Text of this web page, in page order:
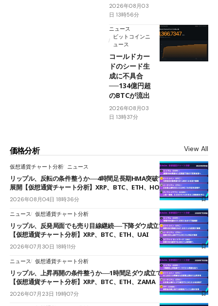
2026年08月03
日 13時56分
ニュース
ビットコインニ
ュース
コールドカー
ドのシード生
成に不具合
──134億円超
のBTCが流出
2026年08月03
日 13時37分
価格分析 View All
仮想通貨チャート分析 ニュース
リップル、反転の条件整うか──4時間足長期HMA突破で雲下端を目指す
展開【仮想通貨チャート分析】XRP、BTC、ETH、HOME
2026年08月04日 18時36分
ニュース 仮想通貨チャート分析
リップル、反発局面でも売り目線継続──下降ダウ成立で下値追う展開
【仮想通貨チャート分析】XRP、BTC、ETH、UAI
2026年07月30日 18時11分
ニュース 仮想通貨チャート分析
リップル、上昇再開の条件整うか──1時間足ダウ成立で1.185ドルを狙う
【仮想通貨チャート分析】XRP、BTC、ETH、ZAMA
2026年07月23日 19時07分